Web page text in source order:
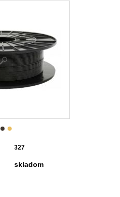
327
skladom